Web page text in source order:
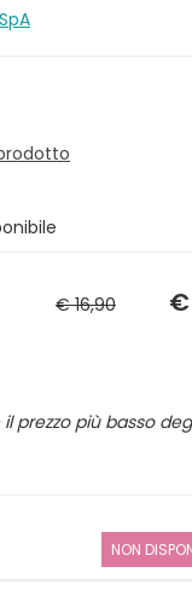
€ 16,90 €
prezzo più basso
NON